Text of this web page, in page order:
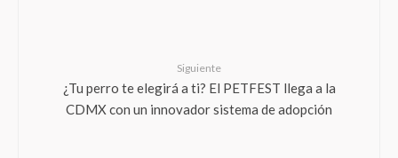
Siguiente
¿Tu perro te elegirá a ti? El PETFEST llega a la
CDMX con un innovador sistema de adopción